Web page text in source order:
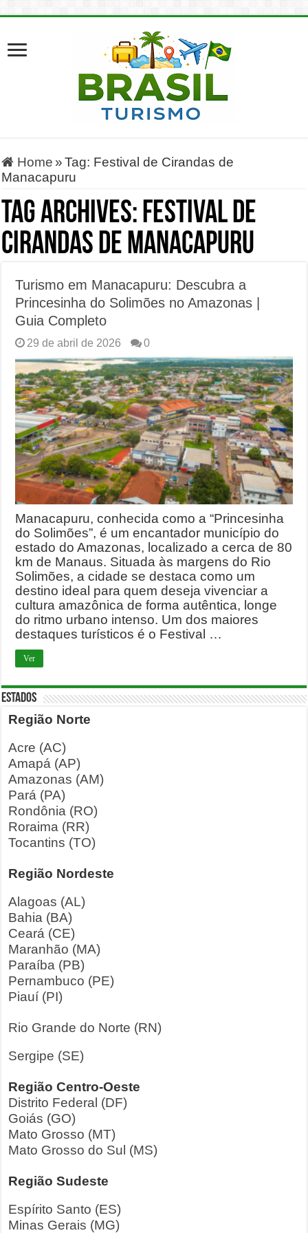
Home » Tag: Festival de Cirandas de
Manacapuru
Tag Archives: Festival de
Cirandas de Manacapuru
Turismo em Manacapuru: Descubra a
Princesinha do Solimões no Amazonas |
Guia Completo
29 de abril de 2026 0
Manacapuru, conhecida como a “Princesinha
do Solimões”, é um encantador município do
estado do Amazonas, localizado a cerca de 80
km de Manaus. Situada às margens do Rio
Solimões, a cidade se destaca como um
destino ideal para quem deseja vivenciar a
cultura amazônica de forma autêntica, longe
do ritmo urbano intenso. Um dos maiores
destaques turísticos é o Festival …
Ver
ESTADOS
Região Norte
Acre (AC)
Amapá (AP)
Amazonas (AM)
Pará (PA)
Rondônia (RO)
Roraima (RR)
Tocantins (TO)
Região Nordeste
Alagoas (AL)
Bahia (BA)
Ceará (CE)
Maranhão (MA)
Paraíba (PB)
Pernambuco (PE)
Piauí (PI)
Rio Grande do Norte (RN)
Sergipe (SE)
Região Centro-Oeste
Distrito Federal (DF)
Goiás (GO)
Mato Grosso (MT)
Mato Grosso do Sul (MS)
Região Sudeste
Espírito Santo (ES)
Minas Gerais (MG)